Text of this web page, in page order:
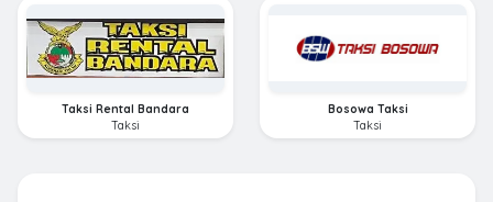
Taksi Rental Bandara
Taksi
Bosowa Taksi
Taksi